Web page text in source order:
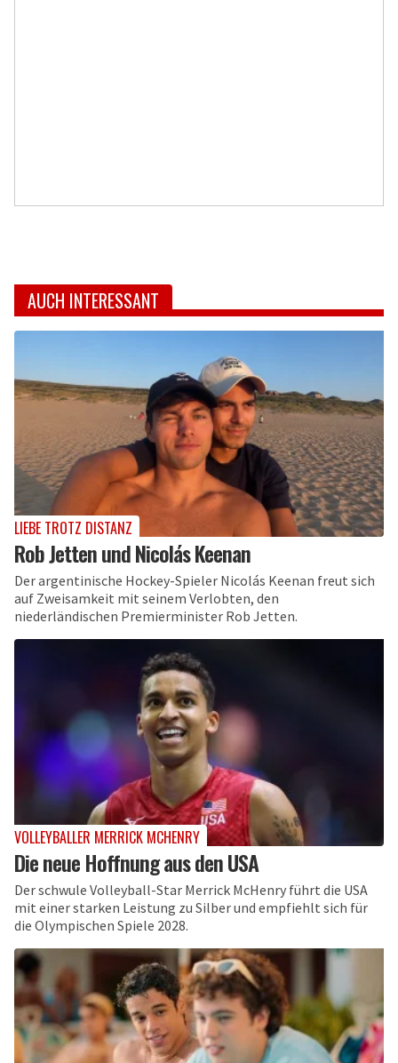
AUCH INTERESSANT
LIEBE TROTZ DISTANZ
Rob Jetten und Nicolás Keenan
Der argentinische Hockey-Spieler Nicolás Keenan freut sich
auf Zweisamkeit mit seinem Verlobten, den
niederländischen Premierminister Rob Jetten.
VOLLEYBALLER MERRICK MCHENRY
Die neue Hoffnung aus den USA
Der schwule Volleyball-Star Merrick McHenry führt die USA
mit einer starken Leistung zu Silber und empfiehlt sich für
die Olympischen Spiele 2028.